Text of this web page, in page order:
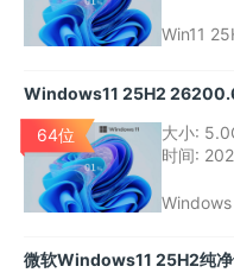
Win11
系统性能
用户。
够快速部
体验。
Windows11 25H2
64位 大小:
时间:
用体验。
微软Windows11 25H2纯